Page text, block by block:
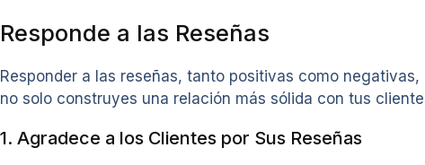
Responde a las Reseñas
Responder a las reseñas, tanto positivas como
no solo construyes una relación más sólida con tus
1. Agradece a los Clientes por Sus Reseñas